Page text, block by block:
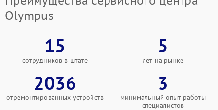
Olympus
15
сотрудников в штате
5
лет на рынке
2036
отремонтированных устройств
3
минимальный опыт работы
специалистов